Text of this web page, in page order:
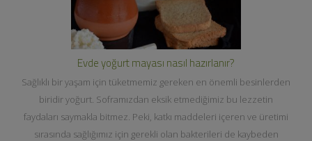
Evde yoğurt mayası nasıl hazırlanır?
Sağlıklı bir yaşam için tüketmemiz gereken en önemli besinlerden
biridir yoğurt. Soframızdan eksik etmediğimiz bu lezzetin
faydaları saymakla bitmez. Peki, katkı maddeleri içeren ve üretimi
sırasında sağlığımız için gerekli olan bakterileri de kaybeden